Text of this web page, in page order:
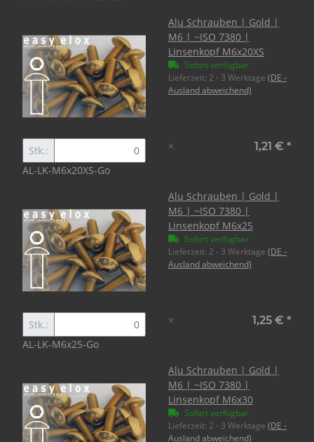
Alu Schrauben | Gold |
M6 | ~ISO 7380 |
Linsenkopf M6x20XS
Sofort verfügbar
Lieferzeit: 2 - 3 Werktage (DE -
Ausland abweichend)
Stk.:
AL-LK-M6x20XS-Go
× 1,21 € *
Alu Schrauben | Gold |
M6 | ~ISO 7380 |
Linsenkopf M6x25
Sofort verfügbar
Lieferzeit: 2 - 3 Werktage (DE -
Ausland abweichend)
Stk.:
AL-LK-M6x25-Go
× 1,25 € *
Alu Schrauben | Gold |
M6 | ~ISO 7380 |
Linsenkopf M6x30
Sofort verfügbar
Lieferzeit: 2 - 3 Werktage (DE -
Ausland abweichend)